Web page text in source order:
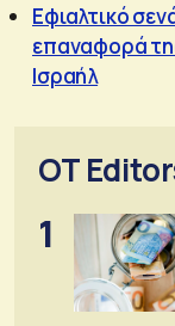
Εφιαλτικό
επαναφορά
Ισραήλ
OT
1